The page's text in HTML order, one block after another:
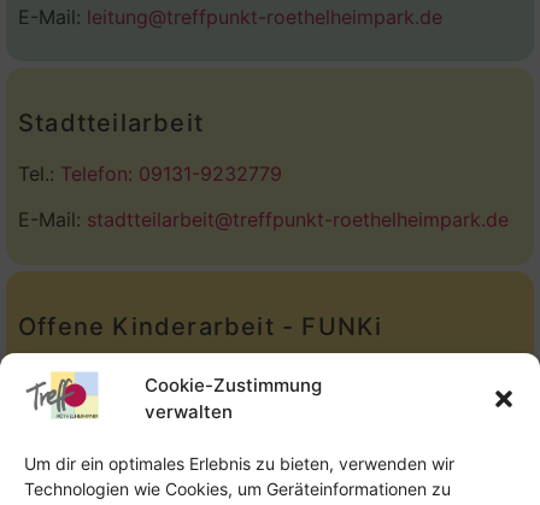
Cookie-Zustimmung
verwalten
Um dir ein optimales Erlebnis zu bieten, verwenden wir
Technologien wie Cookies, um Geräteinformationen zu
E-Mail: leitung@treffpunkt-roethelheimpark.de
Stadtteilarbeit
Tel.: Telefon: 09131-9232779
E-Mail: stadtteilarbeit@treffpunkt-roethelheimpark.de
Offene Kinderarbeit - FUNKi
Tel.:Telefon: 09131-610749
E-Mail:oka@treffpunkt-roethelheimpark.de